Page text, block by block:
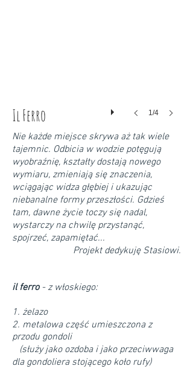
1/4
Il Ferro
Nie każde miejsce skrywa aż tak wiele
tajemnic. Odbicia w wodzie potęgują
wyobraźnię, kształty dostają nowego
wymiaru, zmieniają się znaczenia,
wciągając widza głębiej i ukazując
niebanalne formy przeszłości. Gdzieś
tam, dawne życie toczy się nadal,
wystarczy na chwilę przystanąć,
spojrzeć, zapamiętać...
Projekt dedykuję Stasiowi.
il ferro- z włoskiego:
1. żelazo
2. metalowa część umieszczona z
przodu gondoli
(służy jako ozdoba i jako przeciwwaga
dla gondoliera stojącego koło rufy)